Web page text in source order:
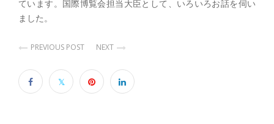
ています。国際博覧会担当大臣として、いろいろお話を伺い
ました。
PREVIOUS POST NEXT